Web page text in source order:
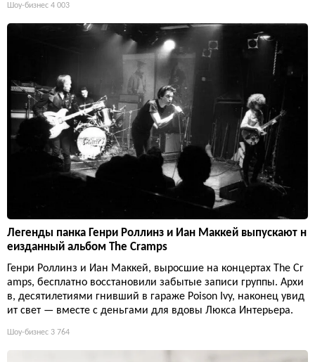
Шоу-бизнес 4 003
Легенды панка Генри Роллинз и Иан Маккей выпускают н
еизданный альбом The Cramps
Генри Роллинз и Иан Маккей, выросшие на концертах The Cr
amps, бесплатно восстановили забытые записи группы. Архи
в, десятилетиями гнивший в гараже Poison Ivy, наконец увид
ит свет — вместе с деньгами для вдовы Люкса Интерьера.
Шоу-бизнес 3 764